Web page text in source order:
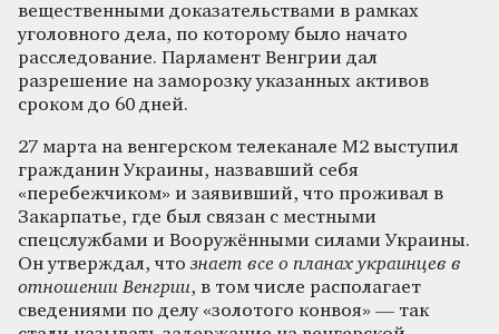
вещественными доказательствами в рамках
уголовного дела, по которому было начато
расследование. Парламент Венгрии дал
разрешение на заморозку указанных активов
сроком до 60 дней.
27 марта на венгерском телеканале М2 выступил
гражданин Украины, назвавший себя
«перебежчиком» и заявивший, что проживал в
Закарпатье, где был связан с местными
спецслужбами и Вооружёнными силами Украины.
Он утверждал, чтознает все о планах украинцев в
отношении Венгрии, в том числе располагает
сведениями по делу «золотого конвоя» — так